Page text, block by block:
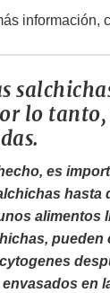
información,
lo tanto,
es
hasta
alimentos
pueden
en